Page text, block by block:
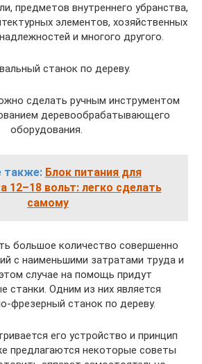
предметов внутреннего убранства,
элементов, хозяйственных
и многого другого.
станок по дереву.
сделать ручным инструментом
деревообрабатывающего
оборудования.
также: Блок питания для
12–18 вольт: легко сделать
самому
большое количество совершенно
с наименьшими затратами труда и
случае на помощь придут
станки. Одним из них является
фрезерный станок по дереву.
его устройство и принцип
предлагаются некоторые советы